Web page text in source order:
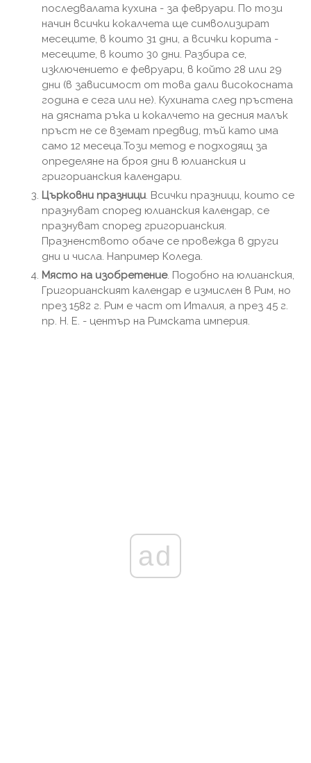
последвалата кухина - за февруари. По този
начин всички кокалчета ще символизират
месеците, в които 31 дни, а всички корита -
месеците, в които 30 дни. Разбира се,
изключението е февруари, в който 28 или 29
дни (в зависимост от това дали високосната
година е сега или не). Кухината след пръстена
на дясната ръка и кокалчето на десния малък
пръст не се вземат предвид, тъй като има
само 12 месеца.Този метод е подходящ за
определяне на броя дни в юлианския и
григорианския календари.
Църковни празници. Всички празници, които се
празнуват според юлианския календар, се
празнуват според григорианския.
Празненството обаче се провежда в други
дни и числа. Например Коледа.
Място на изобретение. Подобно на юлианския,
Григорианският календар е измислен в Рим, но
през 1582 г. Рим е част от Италия, а през 45 г.
пр. Н. Е. - център на Римската империя.
ad